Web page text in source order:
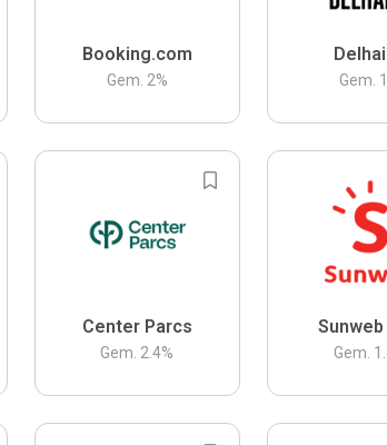
Booking.com
Gem. 2% Gem. 1
Center Parcs
Gem. 2.4% Gem.